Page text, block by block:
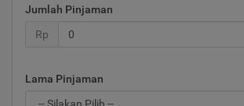
Jumlah Pinjaman
Rp
Lama Pinjaman